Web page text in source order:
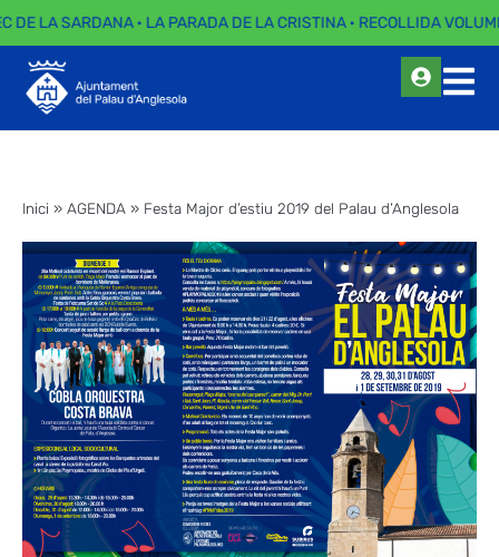
DE LA SARDANA · LA PARADA DE LA CRISTINA · RECOLLIDA
Inici » AGENDA » Festa Major d’estiu 2019 del Palau d’Anglesola